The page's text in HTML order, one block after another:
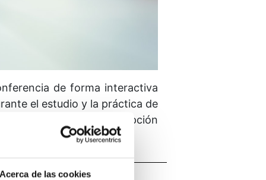
de las cookies
de forma interactiva
el estudio y la práctica de
Se requiere inscripción